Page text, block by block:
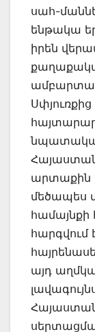
սահ-
ենթակա
իրեն
արտաքին
մեծապես
համայնքի
հարգվում
այդ
Հայաստան